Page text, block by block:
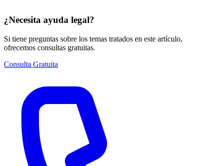
¿Necesita ayuda legal?
Si tiene preguntas sobre los temas tratados en este artículo,
ofrecemos consultas gratuitas.
Consulta Gratuita